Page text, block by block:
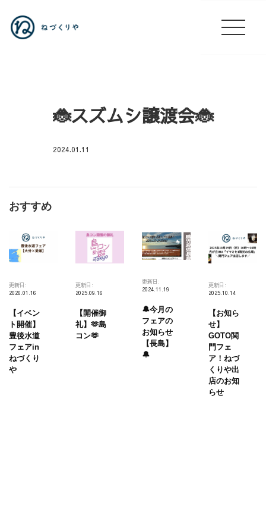
🐞スズムシ譲渡会🐞
2024.01.11
休
日
おすすめ
更新日:
2026.01.16
【イベン
ト開催】
豊後水道
フェアin
ねづくり
や
更新日:
2025.09.16
【開催御
礼】🫶島
コン🫶
更新日:
2024.11.19
🔔今月の
フェアの
お知らせ
【長島】
🔔
更新日:
2025.10.14
【お知ら
せ】
GOTO関
門フェ
ア！ねづ
くりや出
店のお知
らせ